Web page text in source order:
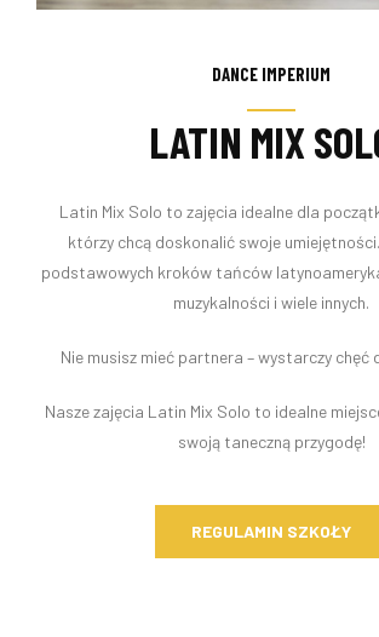
DANCE IMPERIUM
LATIN MIX
Latin Mix Solo to zajęcia idealne dla
którzy chcą doskonalić swoje
podstawowych kroków tańców
muzykalności i wiele innych.
Nie musisz mieć partnera – wystarczy chęć
Nasze zajęcia Latin Mix Solo to idealne
swoją taneczną przygodę!
REGULAMIN SZKOŁY